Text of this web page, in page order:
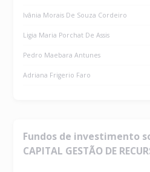
Ivânia Morais De Souza Cordeiro
Ligia Maria Porchat De Assis
Pedro Maebara Antunes
Adriana Frigerio Faro
Fundos de investimento
CAPITAL GESTÃO DE